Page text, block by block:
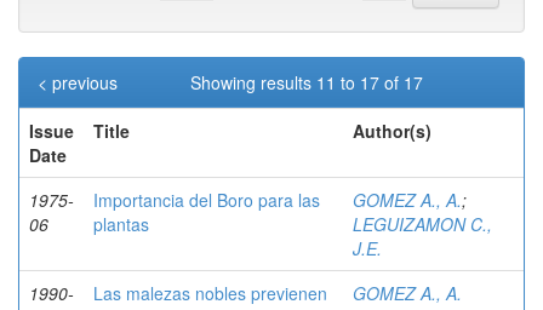
Showing results 11 to 17 of 17
< previous
Issue
Date
Title Author(s)
1975-
06
Importancia del Boro para las
plantas
GOMEZ A., A.;
LEGUIZAMON C.,
J.E.
1990-
Las malezas nobles previenen
GOMEZ A., A.